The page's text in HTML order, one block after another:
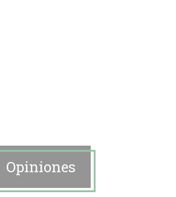
Opiniones